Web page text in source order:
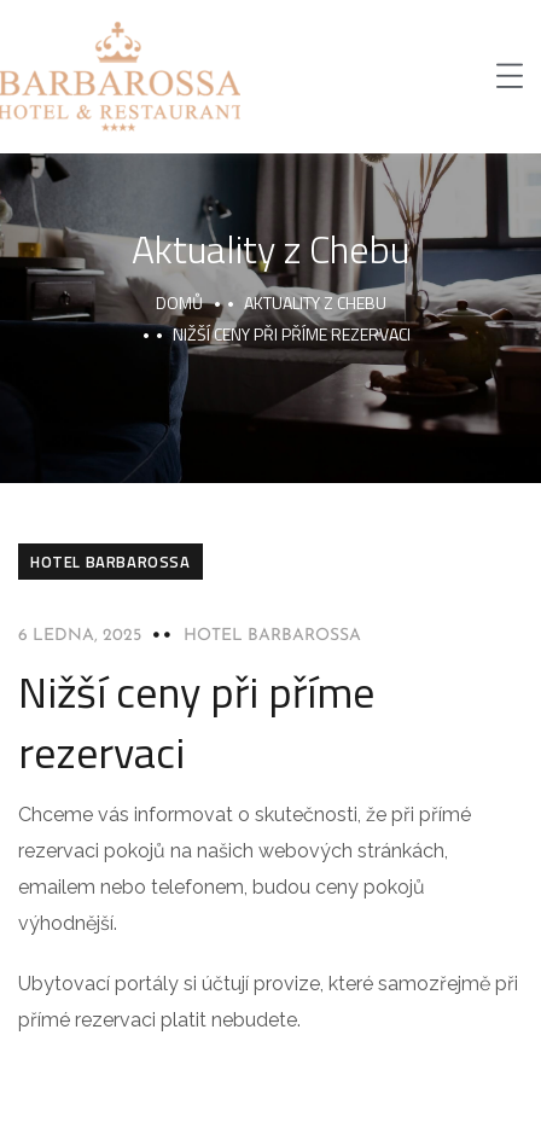
Aktuality z Chebu
DOMŮ
AKTUALITY Z CHEBU
NIŽŠÍ CENY PŘI PŘÍME REZERVACI
HOTEL BARBAROSSA
6 LEDNA, 2025 HOTEL BARBAROSSA
Nižší ceny při příme
rezervaci
Chceme vás informovat o skutečnosti, že při přímé
rezervaci pokojů na našich webových stránkách,
emailem nebo telefonem, budou ceny pokojů
výhodnější.
Ubytovací portály si účtují provize, které samozřejmě při
přímé rezervaci platit nebudete.